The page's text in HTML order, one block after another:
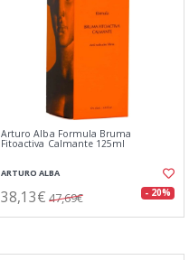
Arturo Alba Formula Bruma
Fitoactiva Calmante 125ml
ARTURO ALBA
38,13€ 47,69€ - 20%